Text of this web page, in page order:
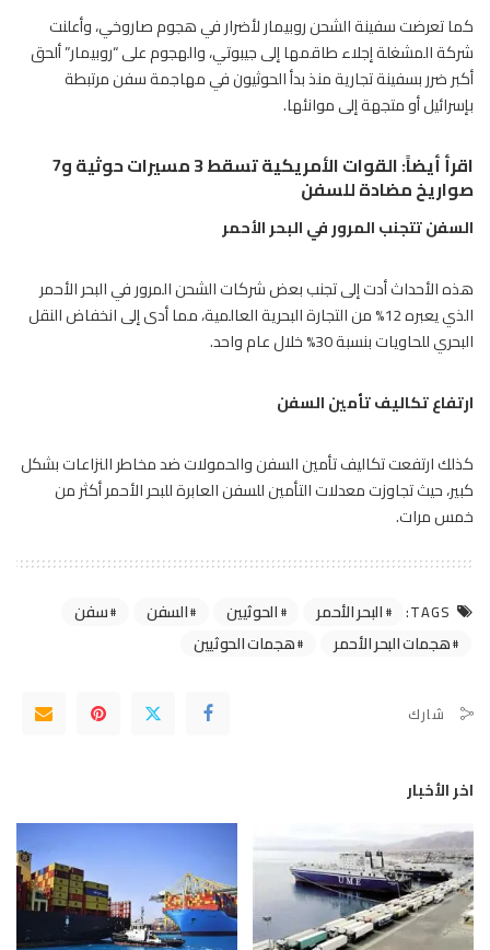
كما تعرضت سفينة الشحن روبيمار لأضرار في هجوم صاروخي، وأعلنت
شركة المشغلة إجلاء طاقمها إلى جيبوتي، والهجوم على “روبيمار” ألحق
أكبر ضرر بسفينة تجارية منذ بدأ الحوثيون في مهاجمة سفن مرتبطة
بإسرائيل أو متجهة إلى موانئها.
اقرأ أيضاً: القوات الأمريكية تسقط 3 مسيرات حوثية و7
صواريخ مضادة للسفن
السفن تتجنب المرور في البحر الأحمر
هذه الأحداث أدت إلى تجنب بعض شركات الشحن المرور في البحر الأحمر
الذي يعبره 12% من التجارة البحرية العالمية، مما أدى إلى انخفاض النقل
البحري للحاويات بنسبة 30% خلال عام واحد.
ارتفاع تكاليف تأمين السفن
كذلك ارتفعت تكاليفتأمين السفنوالحمولات ضد مخاطر النزاعات بشكل
كبير، حيث تجاوزت معدلات التأمين للسفن العابرة للبحر الأحمر أكثر من
خمس مرات.
TAGS: البحر الأحمر الحوثيين السفن
سفن
هجمات البحر الأحمر
هجمات الحوثيين
شارك
اخر الأخبار